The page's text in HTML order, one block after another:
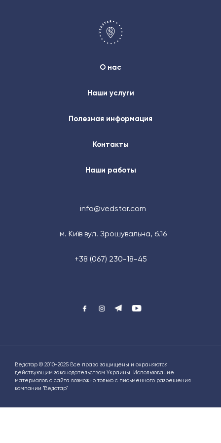
О нас
Наши услуги
Полезная информация
Контакты
Наши работы
info@vedstar.com
м. Київ вул. Зрошувальна, б.16
+38 (067) 230-18-45
Ведстар © 2010-2025 Все права защищены и охраняются
действующим законодательством Украины. Использование
материалов с сайта возможно только с письменного разрешения
компании "Ведстар"